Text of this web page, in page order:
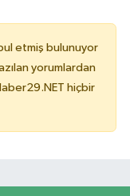
etmiş bulunuyor
yorumlardan
hiçbir